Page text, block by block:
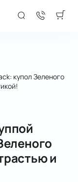
купол Зеленого
и